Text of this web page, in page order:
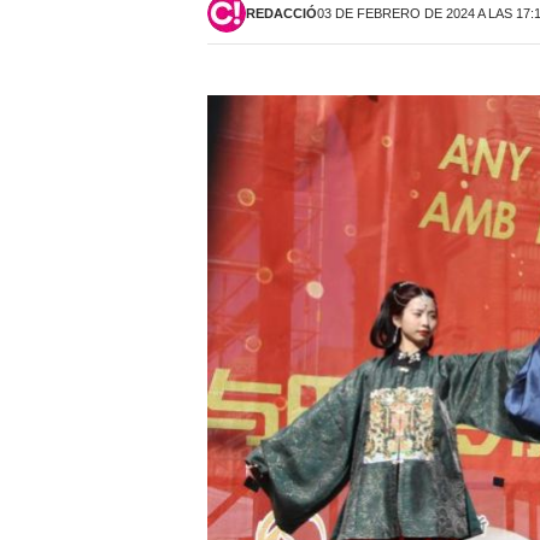
REDACCIÓ03 DE FEBRERO DE 2024 A LAS